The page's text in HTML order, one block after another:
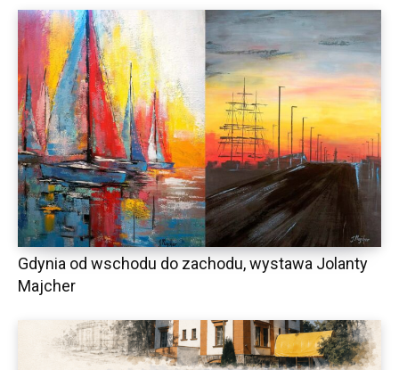
Gdynia od wschodu do zachodu, wystawa Jolanty
Majcher